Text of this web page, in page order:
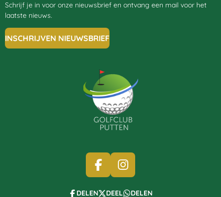
Schrijf je in voor onze nieuwsbrief en ontvang een mail voor het
laatste nieuws.
INSCHRIJVEN NIEUWSBRIEF
F
C
I
S
DELEN DEEL DELEN